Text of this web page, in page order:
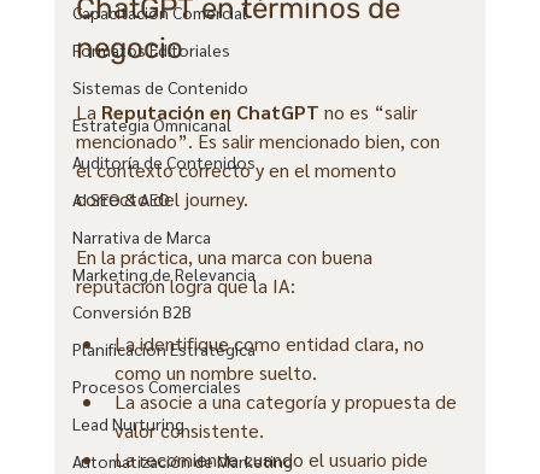
Capacitación Comercial
Formatos Editoriales
Sistemas de Contenido
Estrategia Omnicanal
Auditoría de Contenidos
AI SEO & AEO
Narrativa de Marca
Marketing de Relevancia
Conversión B2B
Planificación Estratégica
Procesos Comerciales
Lead Nurturing
Automatización de Marketing
ChatGPT en términos de
negocio
La Reputación en ChatGPT no es “salir
mencionado”. Es salir mencionado bien, con
el contexto correcto y en el momento
correcto del journey.
En la práctica, una marca con buena
reputación logra que la IA:
La identifique como entidad clara, no
como un nombre suelto.
La asocie a una categoría y propuesta de
valor consistente.
La recomiende cuando el usuario pide